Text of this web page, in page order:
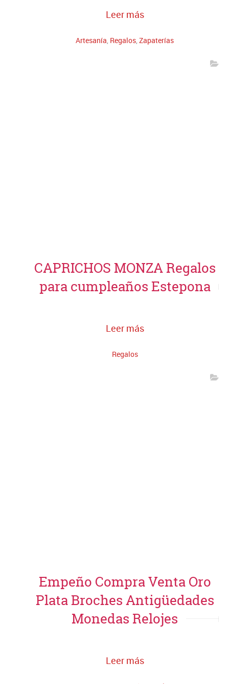
Leer más
Artesanía Regalos Zapaterías
CAPRICHOS MONZA Regalos
para cumpleaños Estepona
Leer más
Regalos
Empeño Compra Venta Oro
Plata Broches Antigüedades
Monedas Relojes
Leer más